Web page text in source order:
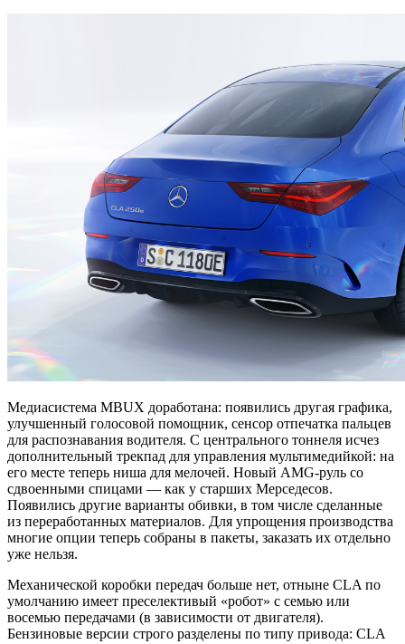
Медиасистема MBUX доработана: появились другая графика,
улучшенный голосовой помощник, сенсор отпечатка пальцев
для распознавания водителя. С центрального тоннеля исчез
дополнительный трекпад для управления мультимедийкой: на
его месте теперь ниша для мелочей. Новый AMG-руль со
сдвоенными спицами — как у старших Мерседесов.
Появились другие варианты обивки, в том числе сделанные
из переработанных материалов. Для упрощения производства
многие опции теперь собраны в пакеты, заказать их отдельно
уже нельзя.
Механической коробки передач больше нет, отныне CLA по
умолчанию имеет преселективый «робот» с семью или
восемью передачами (в зависимости от двигателя).
Бензиновые версии строго разделены по типу привода: CLA